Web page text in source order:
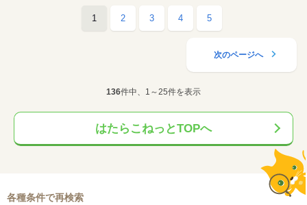
1 2 3 4 5
次のページへ
136件中、1～25件を表示
はたらこねっとTOPへ
各種条件で再検索